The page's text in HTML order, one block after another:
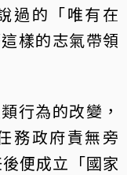
過的「唯有在
樣的志氣帶領
行為的改變，
務政府責無旁
便成立「國家